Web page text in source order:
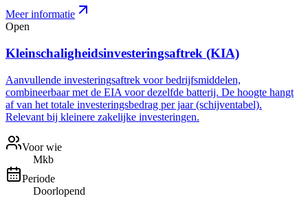
Meer informatie
Open
Kleinschaligheidsinvesteringsaftrek (KIA)
Aanvullende investeringsaftrek voor bedrijfsmiddelen,
combineerbaar met de EIA voor dezelfde batterij. De hoogte hangt
af van het totale investeringsbedrag per jaar (schijventabel).
Relevant bij kleinere zakelijke investeringen.
Voor wie
Mkb
Periode
Doorlopend